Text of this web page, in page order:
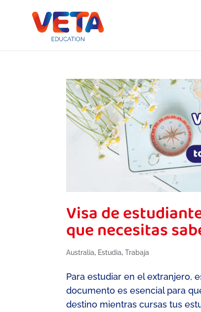
Visa de
que necesitas
Australia, Estudia,Trabaja
Para estudiar en el extranjero,
documento es esencial para
destino mientras cursas tus